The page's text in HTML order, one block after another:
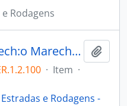
Rodagens
BR-31/ES - Jabaeté - Trech:o Marechal Floriano. Firma: Cia. Mineira Obras S.A
· Item ·
e Rodagens -